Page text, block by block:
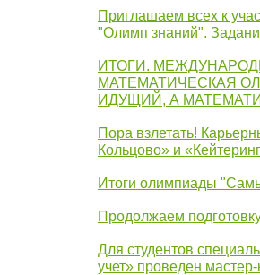
Приглашаем всех к
"Олимп знаний".
ИТОГИ.
МАТЕМАТИЧЕСКАЯ
ИДУЩИЙ, А
Пора взлетать!
Кольцово» и
Итоги олимпиады
Продолжаем
Для студентов
учет» проведен